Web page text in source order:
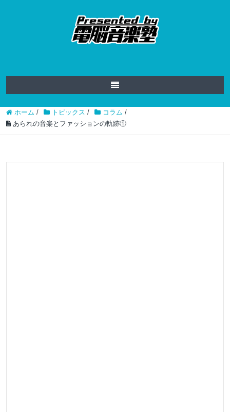
ホーム / トピックス / コラム /
あられの音楽とファッションの軌跡①